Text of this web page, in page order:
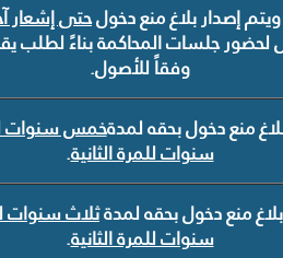
إصدار بلاغ منع دخولحتى إشعار
لحضور جلسات المحاكمة بناءً لطلب
وفقاً للأصول.
منع دخول بحقه لمدةخمس سنوات
سنوات للمرة الثانية.
منع دخول بحقه لمدةثلاث سنوات
سنوات للمرة الثانية.